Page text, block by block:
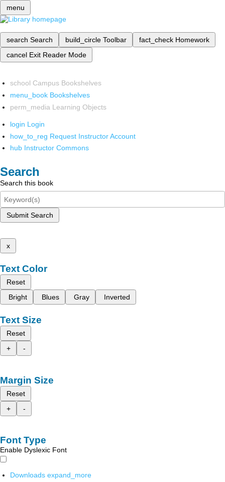
menu
search Search build_circle Toolbar fact_check Homework
cancel Exit Reader Mode
school Campus Bookshelves
menu_book Bookshelves
perm_media Learning Objects
login Login
how_to_reg Request Instructor Account
hub Instructor Commons
Search
Search this book
Submit Search
x
Text Color
Reset
Bright
Blues Gray Inverted
Text Size
Reset
+
-
Margin Size
Reset
+
-
Font Type
Enable Dyslexic Font
Downloads expand_more